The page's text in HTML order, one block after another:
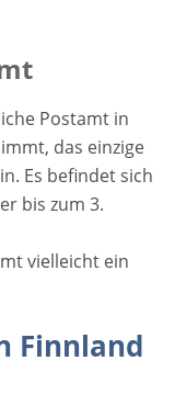
Postamt in
das einzige
Es befindet sich
bis zum 3.
vielleicht ein
Finnland